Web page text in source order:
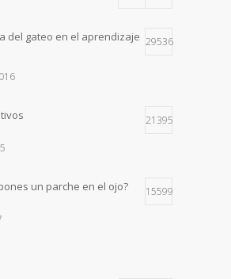
del gateo en el aprendizaje 29536
21395
un parche en el ojo? 15599